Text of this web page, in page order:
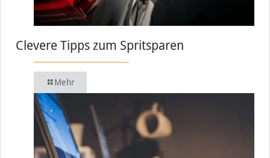
Clevere Tipps zum Spritsparen
Mehr